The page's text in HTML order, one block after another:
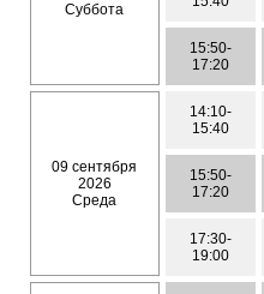
Суббота
15:50-
17:20
09 сентября
2026
Среда
14:10-
15:40
15:50-
17:20
17:30-
19:00